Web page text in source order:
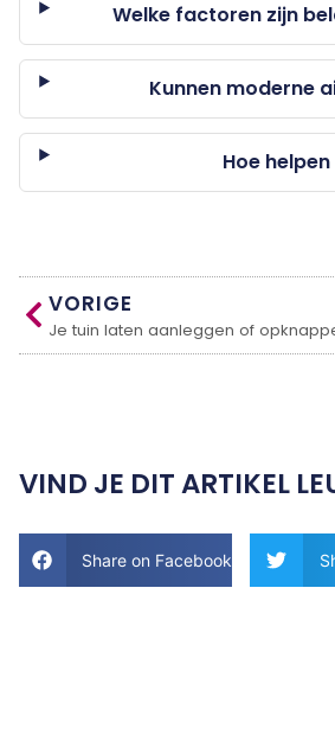
Welke factoren zijn
Kunnen moderne
Hoe
VORIGE
VIND JE DIT ARTIKEL
Share on Facebook